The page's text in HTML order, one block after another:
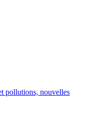
pollutions, nouvelles